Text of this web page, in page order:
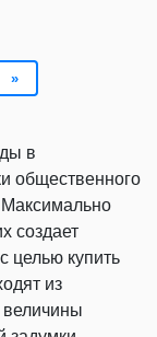
»
в
общественного
Максимально
создает
целью купить
из